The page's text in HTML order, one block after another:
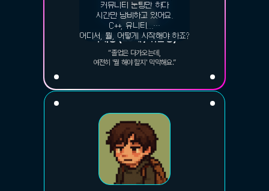
커뮤니티 눈팅만 하다
시간만 낭비하고 있어요.
C++, 유니티...…
어디서, 뭘, 어떻게 시작해야 하죠?
이태양 (25세 / 취준생)
“졸업은 다가오는데,
여전히 '뭘 해야 할지' 막막해요.”